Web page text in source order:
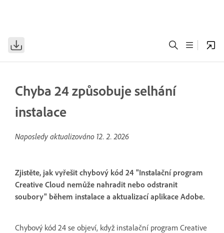
Chyba 24 způsobuje selhání
instalace
Naposledy aktualizováno 12. 2. 2026
Zjistěte, jak vyřešit chybový kód 24 "Instalační program
Creative Cloud nemůže nahradit nebo odstranit
soubory" během instalace a aktualizací aplikace Adobe.
Chybový kód 24 se objeví, když instalační program Creative